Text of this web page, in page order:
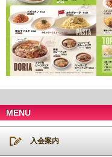
MENU
入会案内